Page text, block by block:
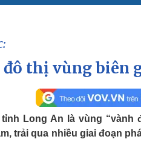
Hồ sơ
Thể thao
Bóng đá
thị vùng biên
Long An là vùng “vành
trải qua nhiều giai đoạn